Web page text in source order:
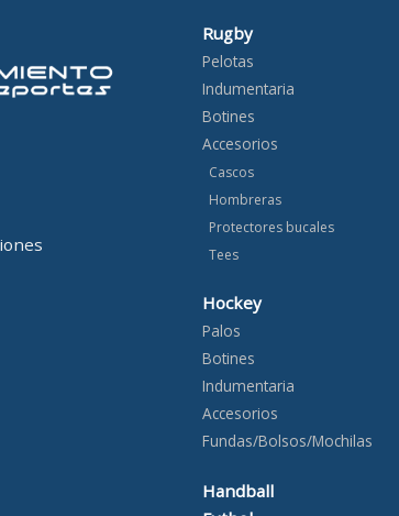
Rugby
Pelotas
Indumentaria
Botines
Accesorios
Cascos
Hombreras
Protectores bucales
Tees
Hockey
Palos
Botines
Indumentaria
Accesorios
Fundas/Bolsos/Mochilas
Handball